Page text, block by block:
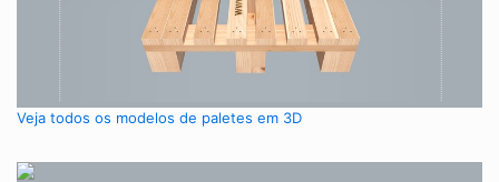
Veja todos os modelos de paletes em 3D